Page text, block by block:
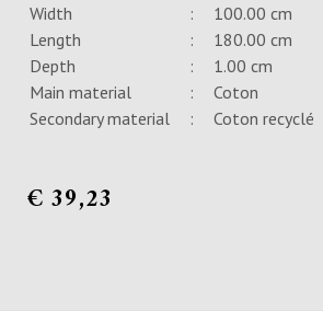
Width
:
100.00 cm
Length
:
180.00 cm
Depth
:
1.00 cm
Main material
:
Coton
Secondary material
: Coton recyclé
€ 39,23